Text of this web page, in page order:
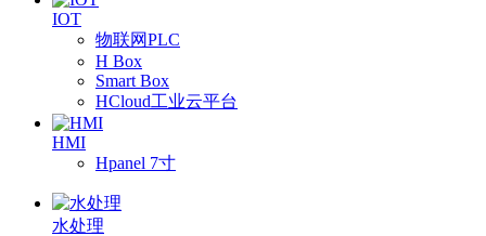
IOT
物联网PLC
H Box
Smart Box
HCloud工业云平台
HMI
Hpanel 7寸
水处理